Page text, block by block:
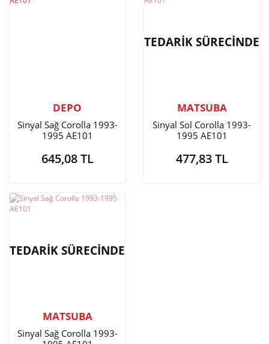
DEPO
Sinyal Sağ Corolla 1993-
1995 AE101
645,08 TL
TEDARİK SÜRECİNDE
MATSUBA
Sinyal Sol Corolla 1993-
1995 AE101
477,83 TL
TEDARİK SÜRECİNDE
MATSUBA
Sinyal Sağ Corolla 1993-